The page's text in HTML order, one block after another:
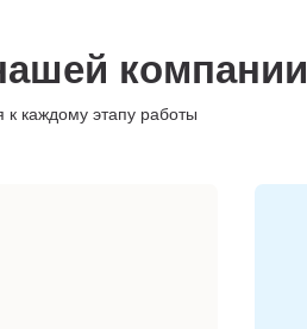
компании
к каждому этапу работы